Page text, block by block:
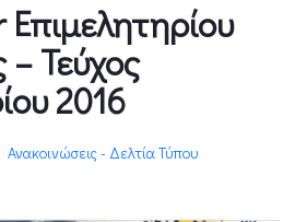
Τεύχος
2016
Ανακοινώσεις - Δελτία Τύπου